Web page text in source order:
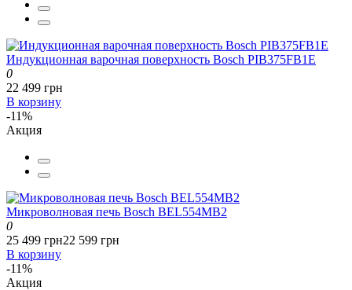
Индукционная варочная поверхность Bosch PIB375FB1E
0
22 499 грн
В корзину
-11%
Акция
Микроволновая печь Bosch BEL554MB2
0
25 499 грн22 599 грн
В корзину
-11%
Акция